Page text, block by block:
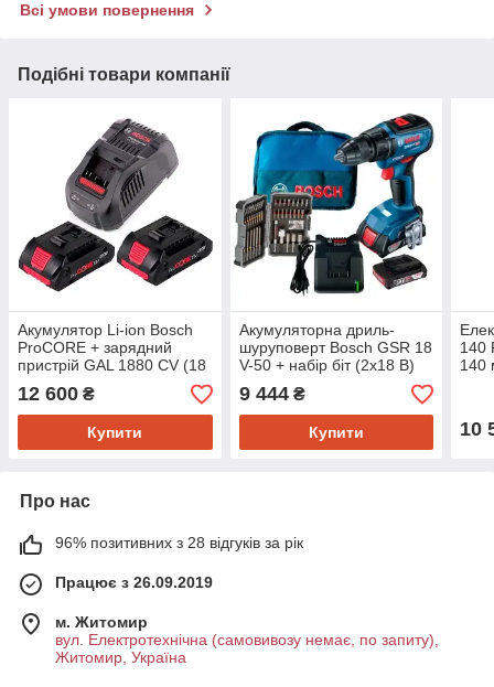
Всі умови повернення
Подібні товари компанії
Акумулятор Li-ion Bosch
ProCORE + зарядний
пристрій GAL 1880 CV (18
В, 4 А*год) (1600A016GF)
12 600 ₴
Купити
Акумуляторна дриль-
шуруповерт Bosch GSR 18
V-50 + набір біт (2х18 В)
9 444₴
Купити
140
140
10
Про нас
96% позитивних з 28 відгуків за рік
Працює з 26.09.2019
м. Житомир
вул. Електротехнічна (самовивозу немає, по запиту),
Житомир, Україна